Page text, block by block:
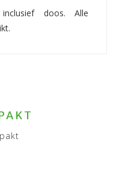
doos. Alle